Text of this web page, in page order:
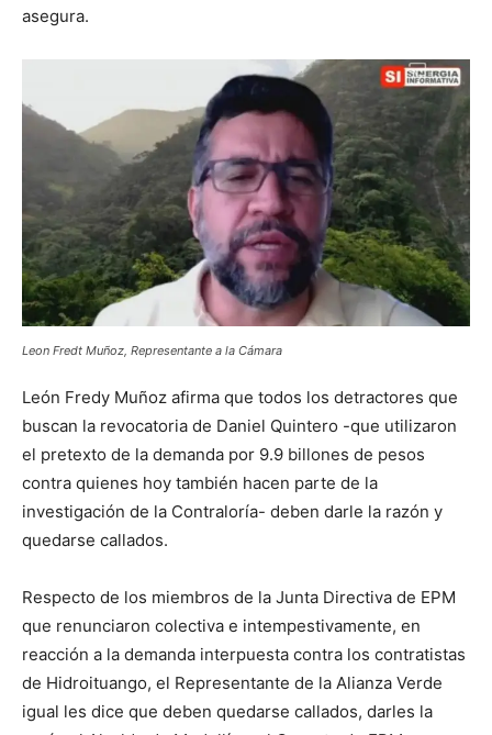
asegura.
Leon Fredt Muñoz, Representante a la Cámara
León Fredy Muñoz afirma que todos los detractores que
buscan la revocatoria de Daniel Quintero -que utilizaron
el pretexto de la demanda por 9.9 billones de pesos
contra quienes hoy también hacen parte de la
investigación de la Contraloría- deben darle la razón y
quedarse callados.
Respecto de los miembros de la Junta Directiva de EPM
que renunciaron colectiva e intempestivamente, en
reacción a la demanda interpuesta contra los contratistas
de Hidroituango, el Representante de la Alianza Verde
igual les dice que deben quedarse callados, darles la